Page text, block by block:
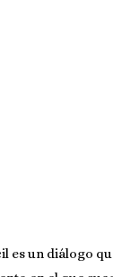
es un diálogo